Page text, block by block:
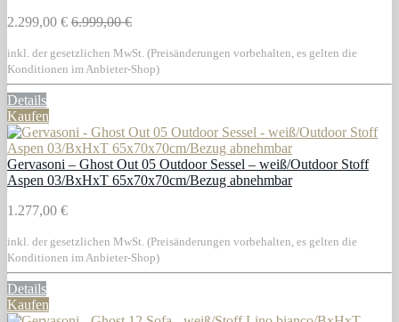
2.299,00 € 6.999,00 €
inkl. der gesetzlichen MwSt. (Preisänderungen vorbehalten, es gelten die
Konditionen im Anbieter-Shop)
Details
Kaufen
Gervasoni – Ghost Out 05 Outdoor Sessel – weiß/Outdoor Stoff
Aspen 03/BxHxT 65x70x70cm/Bezug abnehmbar
1.277,00 €
inkl. der gesetzlichen MwSt. (Preisänderungen vorbehalten, es gelten die
Konditionen im Anbieter-Shop)
Details
Kaufen